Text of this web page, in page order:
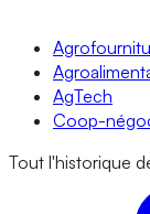
AgTech
Coop-
Tout l'historique